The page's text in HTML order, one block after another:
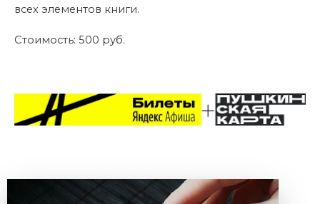
всех элементов книги.
Стоимость: 500 руб.